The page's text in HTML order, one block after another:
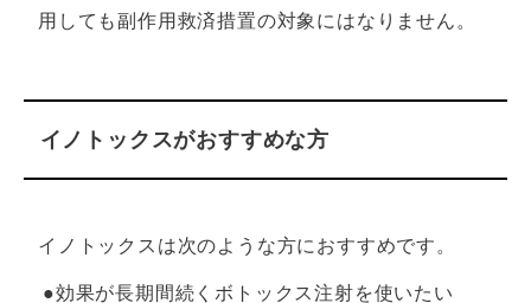
用しても副作用救済措置の対象にはなりません。
イノトックスがおすすめな方
イノトックスは次のような方におすすめです。
●効果が長期間続くボトックス注射を使いたい